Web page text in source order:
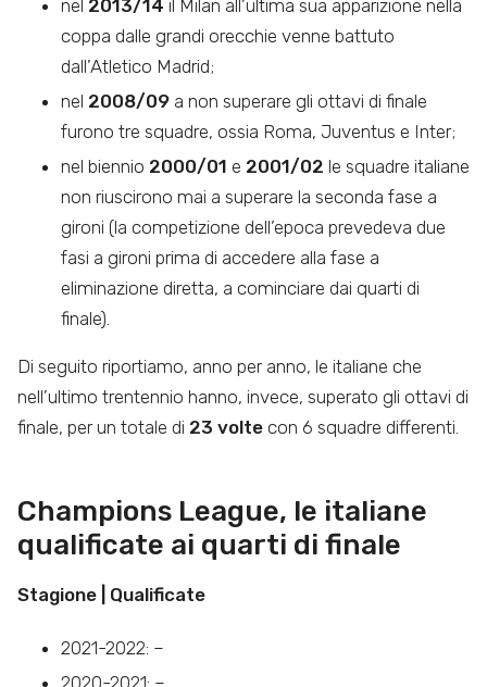
nel 2013/14 il Milan all’ultima sua apparizione nella
coppa dalle grandi orecchie venne battuto
dall’Atletico Madrid;
nel 2008/09 a non superare gli ottavi di finale
furono tre squadre, ossia Roma, Juventus e Inter;
nel biennio 2000/01 e 2001/02 le squadre italiane
non riuscirono mai a superare la seconda fase a
gironi (la competizione dell’epoca prevedeva due
fasi a gironi prima di accedere alla fase a
eliminazione diretta, a cominciare dai quarti di
finale).
Di seguito riportiamo, anno per anno, le italiane che
nell’ultimo trentennio hanno, invece, superato gli ottavi di
finale, per un totale di 23 volte con 6 squadre differenti.
Champions League, le italiane
qualificate ai quarti di finale
Stagione | Qualificate
2021-2022: –